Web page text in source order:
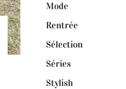
Mode
Rentrée
Sélection
Séries
Stylish